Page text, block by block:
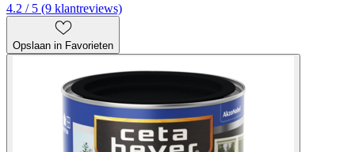
4.2 / 5 (9 klantreviews)
Opslaan in Favorieten